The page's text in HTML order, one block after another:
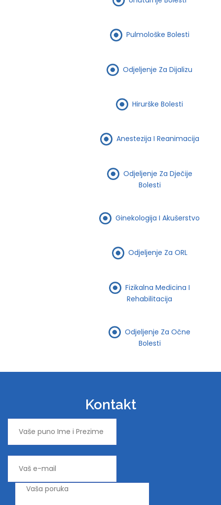
Pulmološke Bolesti
Odjeljenje Za Dijalizu
Hirurške Bolesti
Anestezija I Reanimacija
Odjeljenje Za Dječije
Bolesti
Ginekologija I Akušerstvo
Odjeljenje Za ORL
Fizikalna Medicina I
Rehabilitacija
Odjeljenje Za Očne
Bolesti
Kontakt